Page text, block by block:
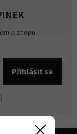
e-shopu.